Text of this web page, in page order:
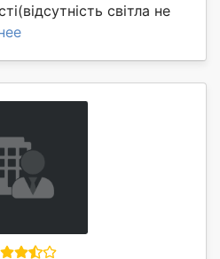
світла не